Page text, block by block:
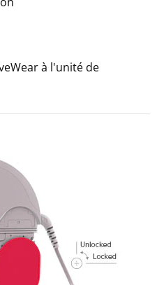
à l'unité de